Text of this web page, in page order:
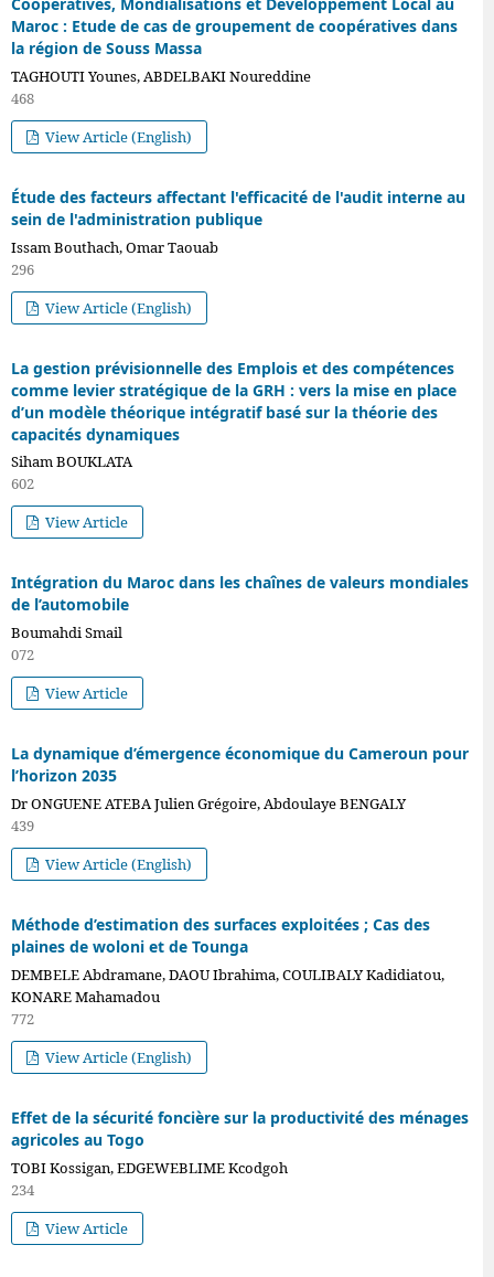
VOL. 3 NO 17
Maroc : Etude de cas de groupement de coopératives dans
la région de Souss Massa
TAGHOUTI Younes, ABDELBAKI Noureddine
468
View Article (English)
Étude des facteurs affectant l'efficacité de l'audit interne au
sein de l'administration publique
Issam Bouthach, Omar Taouab
296
View Article (English)
La gestion prévisionnelle des Emplois et des compétences
comme levier stratégique de la GRH : vers la mise en place
d’un modèle théorique intégratif basé sur la théorie des
capacités dynamiques
Siham BOUKLATA
602
View Article
Intégration du Maroc dans les chaînes de valeurs mondiales
de l’automobile
Boumahdi Smail
072
View Article
La dynamique d’émergence économique du Cameroun pour
l’horizon 2035
Dr ONGUENE ATEBA Julien Grégoire, Abdoulaye BENGALY
439
View Article (English)
Méthode d’estimation des surfaces exploitées ; Cas des
plaines de woloni et de Tounga
DEMBELE Abdramane, DAOU Ibrahima, COULIBALY Kadidiatou,
KONARE Mahamadou
772
View Article (English)
Effet de la sécurité foncière sur la productivité des ménages
agricoles au Togo
TOBI Kossigan, EDGEWEBLIME Kcodgoh
234
View Article